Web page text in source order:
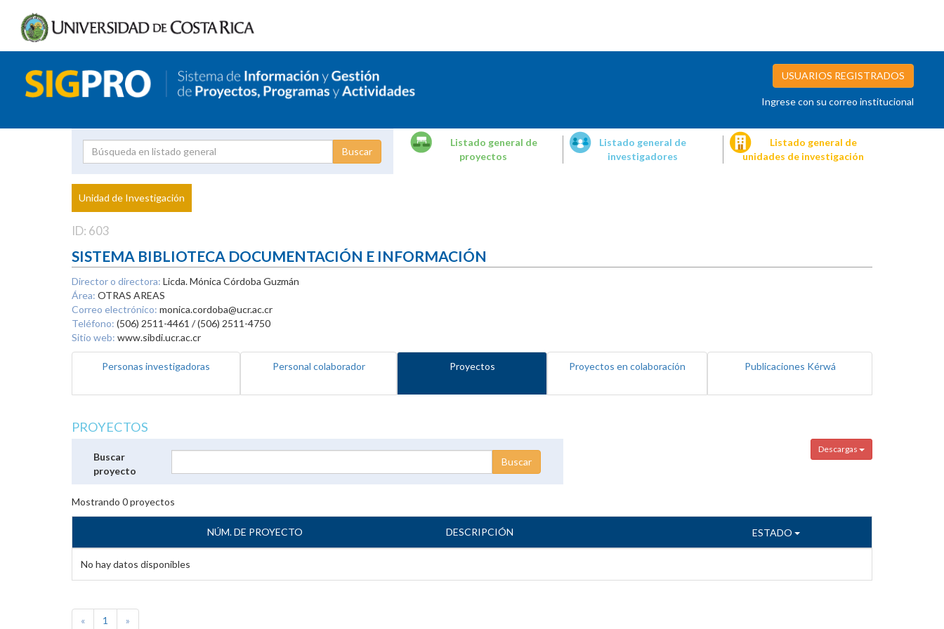
USUARIOS REGISTRADOS
Ingrese con su correo institucional
Proyecto
Investigador
Listado general de
proyectos
Listado general de
investigadores
Listado general de
unidades de investigación
Unidad de Investigación
ID: 603
SISTEMA BIBLIOTECA DOCUMENTACIÓN E INFORMACIÓN
Director o directora: Licda. Mónica Córdoba Guzmán
Área: OTRAS AREAS
Correo electrónico: monica.cordoba@ucr.ac.cr
Teléfono: (506) 2511-4461 / (506) 2511-4750
Sitio web: www.sibdi.ucr.ac.cr
Personas investigadoras Personal colaborador Proyectos Proyectos en colaboración Publicaciones Kérwá
PROYECTOS
Descargas
Buscar
proyecto
Mostrando 0proyectos
NÚM. DE PROYECTO DESCRIPCIÓN ESTADO
No hay datos disponibles
« 1 »